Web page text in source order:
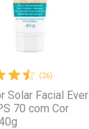
(26)
Solar Facial Ever
70 com Cor